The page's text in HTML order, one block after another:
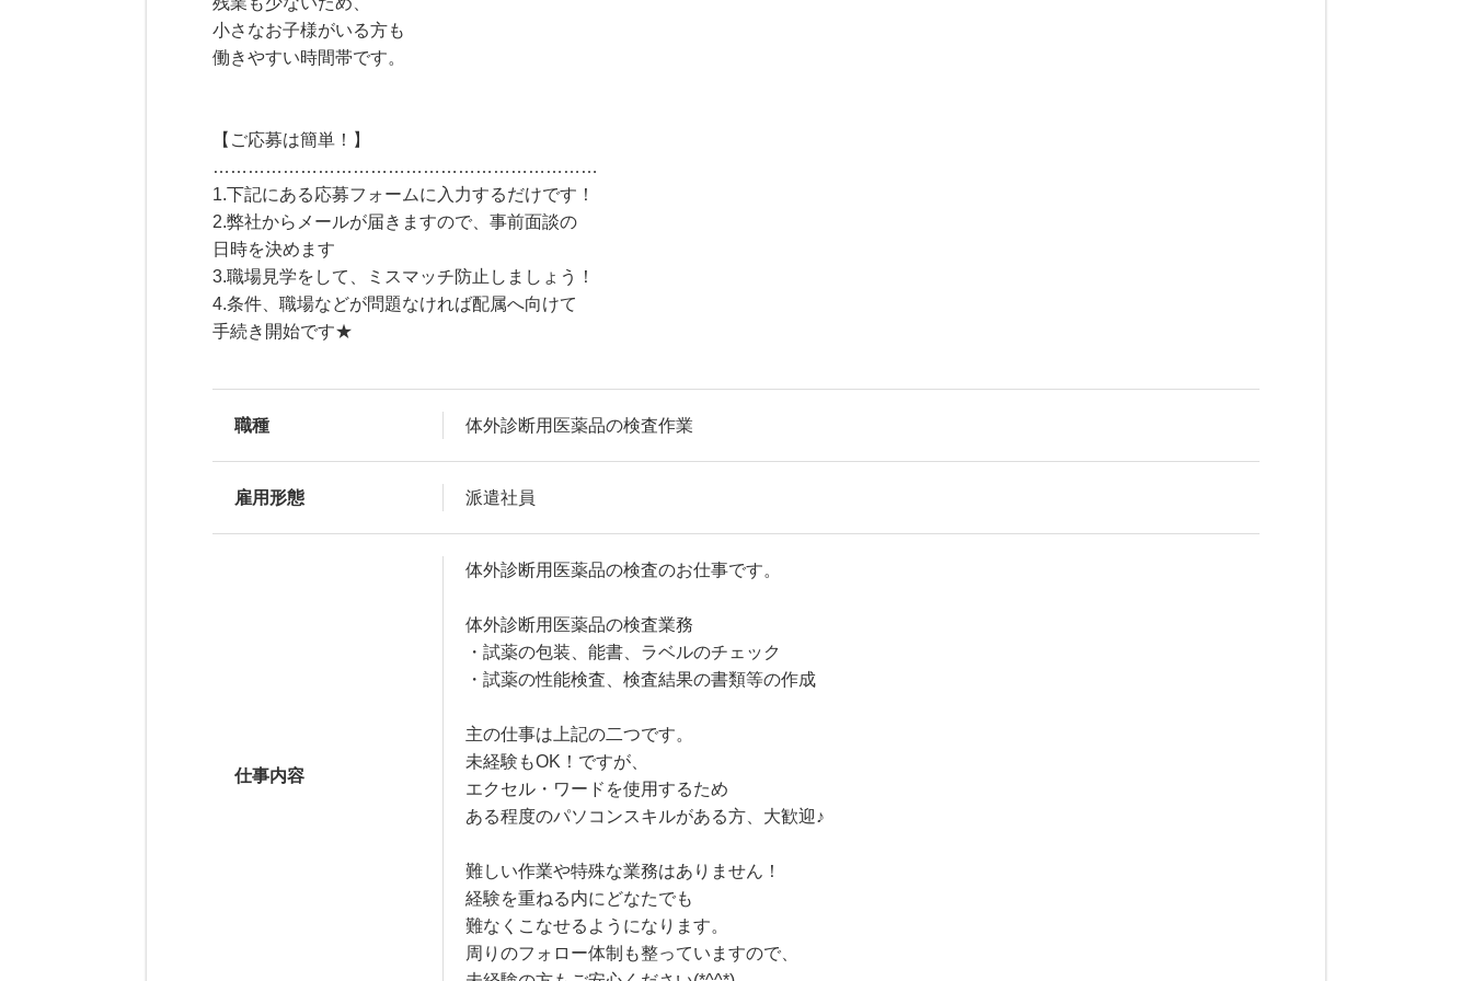
小さなお子様がいる方も
働きやすい時間帯です。
【ご応募は簡単！】
…………………………………………………………
1.下記にある応募フォームに入力するだけです！
2.弊社からメールが届きますので、事前面談の
日時を決めます
3.職場見学をして、ミスマッチ防止しましょう！
4.条件、職場などが問題なければ配属へ向けて
手続き開始です★
職種 体外診断用医薬品の検査作業
雇用形態 派遣社員
仕事内容
体外診断用医薬品の検査のお仕事です。
体外診断用医薬品の検査業務
・試薬の包装、能書、ラベルのチェック
・試薬の性能検査、検査結果の書類等の作成
主の仕事は上記の二つです。
未経験もOK！ですが、
エクセル・ワードを使用するため
ある程度のパソコンスキルがある方、大歓迎♪
難しい作業や特殊な業務はありません！
経験を重ねる内にどなたでも
難なくこなせるようになります。
周りのフォロー体制も整っていますので、